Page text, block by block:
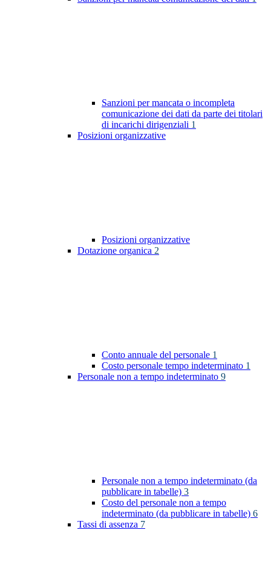
Sanzioni per mancata o incompleta
comunicazione dei dati da parte dei titolari
di incarichi dirigenziali 1
Posizioni organizzative
Posizioni organizzative
Dotazione organica 2
Conto annuale del personale 1
Costo personale tempo indeterminato 1
Personale non a tempo indeterminato 9
Personale non a tempo indeterminato (da
pubblicare in tabelle) 3
Costo del personale non a tempo
indeterminato (da pubblicare in tabelle) 6
Tassi di assenza 7